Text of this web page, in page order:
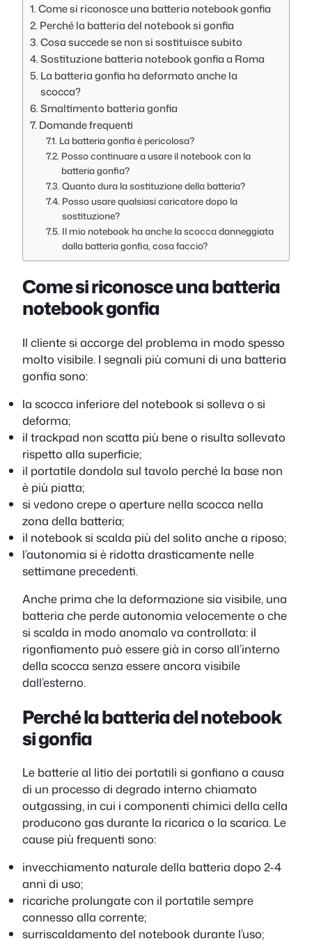
Come si riconosce una batteria notebook gonfia
Perché la batteria del notebook si gonfia
Cosa succede se non si sostituisce subito
Sostituzione batteria notebook gonfia a Roma
La batteria gonfia ha deformato anche la
scocca?
Smaltimento batteria gonfia
Domande frequenti
La batteria gonfia è pericolosa?
Posso continuare a usare il notebook con la
batteria gonfia?
Quanto dura la sostituzione della batteria?
Posso usare qualsiasi caricatore dopo la
sostituzione?
Il mio notebook ha anche la scocca danneggiata
dalla batteria gonfia, cosa faccio?
Come si riconosce una batteria
notebook gonfia
Il cliente si accorge del problema in modo spesso
molto visibile. I segnali più comuni di una batteria
gonfia sono:
la scocca inferiore del notebook si solleva o si
deforma;
il trackpad non scatta più bene o risulta sollevato
rispetto alla superficie;
il portatile dondola sul tavolo perché la base non
è più piatta;
si vedono crepe o aperture nella scocca nella
zona della batteria;
il notebook si scalda più del solito anche a riposo;
l’autonomia si è ridotta drasticamente nelle
settimane precedenti.
Anche prima che la deformazione sia visibile, una
batteria che perde autonomia velocemente o che
si scalda in modo anomalo va controllata: il
rigonfiamento può essere già in corso all’interno
della scocca senza essere ancora visibile
dall’esterno.
Perché la batteria del notebook
si gonfia
Le batterie al litio dei portatili si gonfiano a causa
di un processo di degrado interno chiamato
outgassing, in cui i componenti chimici della cella
producono gas durante la ricarica o la scarica. Le
cause più frequenti sono:
invecchiamento naturale della batteria dopo 2-4
anni di uso;
ricariche prolungate con il portatile sempre
connesso alla corrente;
surriscaldamento del notebook durante l’uso;